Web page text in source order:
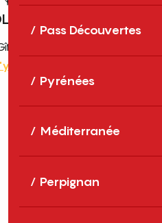
Pass Découvertes
Pyrénées
Méditerranée
Perpignan
1, 66210 Sauto
rendre